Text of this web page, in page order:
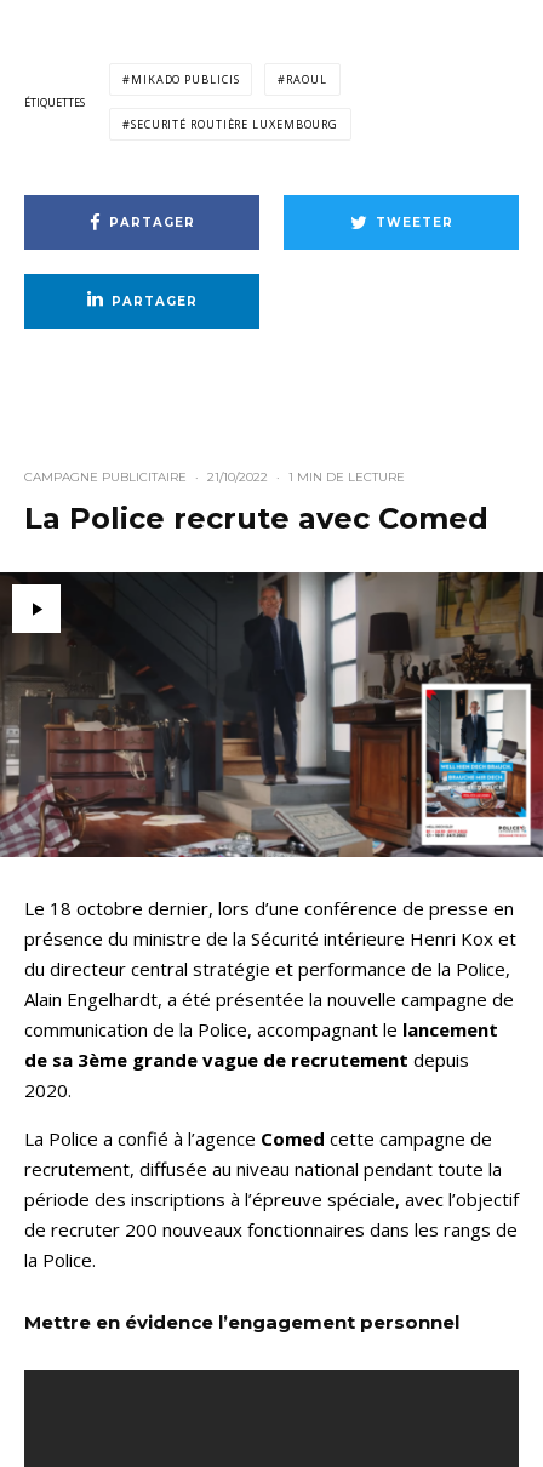
ÉTIQUETTES
MIKADO PUBLICIS RAOUL
SECURITÉ ROUTIÈRE LUXEMBOURG
PARTAGER TWEETER
PARTAGER
CAMPAGNE PUBLICITAIRE · 21/10/2022 · 1 MIN DE LECTURE
La Police recrute avec Comed
Le 18 octobre dernier, lors d’une conférence de presse en
présence du ministre de la Sécurité intérieure Henri Kox et
du directeur central stratégie et performance de la Police,
Alain Engelhardt, a été présentée la nouvelle campagne de
communication de la Police, accompagnant le lancement
de sa 3ème grande vague de recrutement depuis
2020.
La Police a confié à l’agence Comed cette campagne de
recrutement, diffusée au niveau national pendant toute la
période des inscriptions à l’épreuve spéciale, avec l’objectif
de recruter 200 nouveaux fonctionnaires dans les rangs de
la Police.
Mettre en évidence l’engagement personnel